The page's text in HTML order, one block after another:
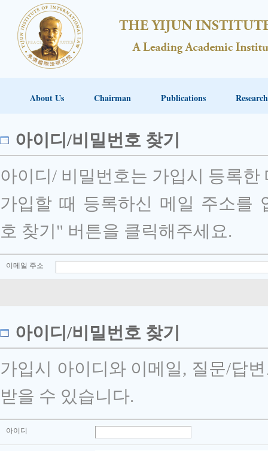
About Us Chairman Publications Research
아이디/비밀번호 찾기
아이디/ 비밀번호는 가입시 등록
가입할 때 등록하신 메일 주소를
호 찾기" 버튼을 클릭해주세요.
이메일 주소
아이디/비밀번호 찾기
가입시 아이디와 이메일, 질문/답
받을 수 있습니다.
아이디